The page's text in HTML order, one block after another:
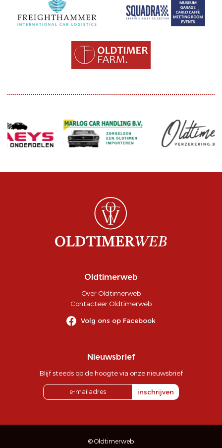
Oldtimerweb
Over Oldtimerweb
Contacteer Oldtimerweb
Volg ons op Facebook
Nieuwsbrief
Blijf steeds op de hoogte via onze nieuwsbrief
inschrijven
© Oldtimerweb